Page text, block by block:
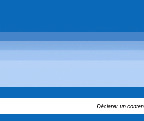
Déclarer un